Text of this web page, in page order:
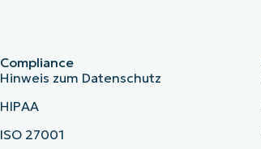
Compliance
Hinweis zum Datenschutz
HIPAA
ISO 27001